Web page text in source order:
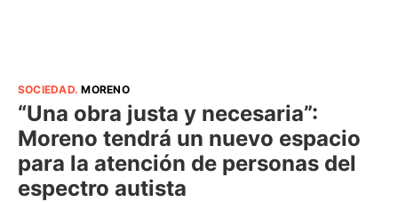
SOCIEDAD.MORENO
“Una obra justa y necesaria”:
Moreno tendrá un nuevo espacio
para la atención de personas del
espectro autista